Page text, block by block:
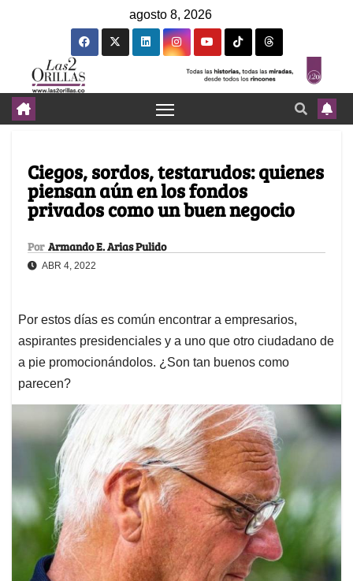
agosto 8, 2026
Ciegos, sordos, testarudos: quienes
piensan aún en los fondos
privados como un buen negocio
Por Armando E. Arias Pulido
ABR 4, 2022
Por estos días es común encontrar a empresarios,
aspirantes presidenciales y a uno que otro ciudadano de
a pie promocionándolos. ¿Son tan buenos como
parecen?